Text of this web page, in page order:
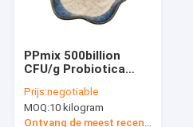
PPmix 500billion
CFU/g Probiotica
Allergeenvrij /
Glutenvrij / Zuivelvrij
Prijs:negotiable
MOQ:10 kilogram